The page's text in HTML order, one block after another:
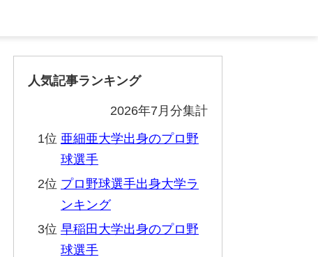
人気記事ランキング
2026年7月分集計
1位 亜細亜大学出身のプロ野
球選手
2位 プロ野球選手出身大学ラ
ンキング
3位 早稲田大学出身のプロ野
球選手